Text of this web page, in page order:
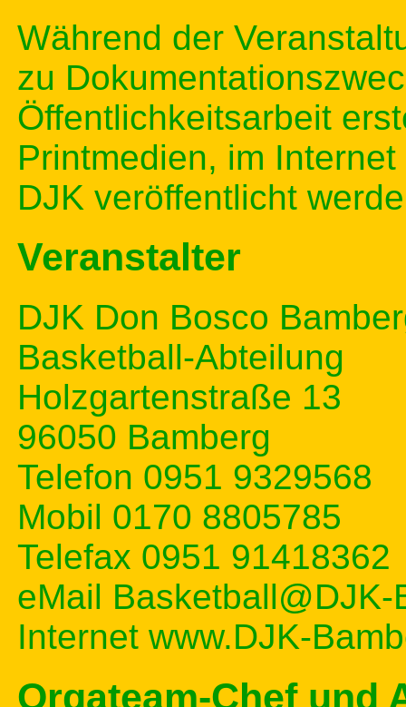
Während der
zu
Öffentlichkeitsarbeit
Printmedien, im
DJK veröffentlicht
Veranstalter
DJK Don Bosco
Basketball-Abteilung
Holzgartenstraße 13
96050 Bamberg
Telefon 0951 9329568
Mobil 0170 8805785
Telefax 0951 91418362
eMail Basketball@DJK-
Internet www.DJK-
Orgateam-Chef und